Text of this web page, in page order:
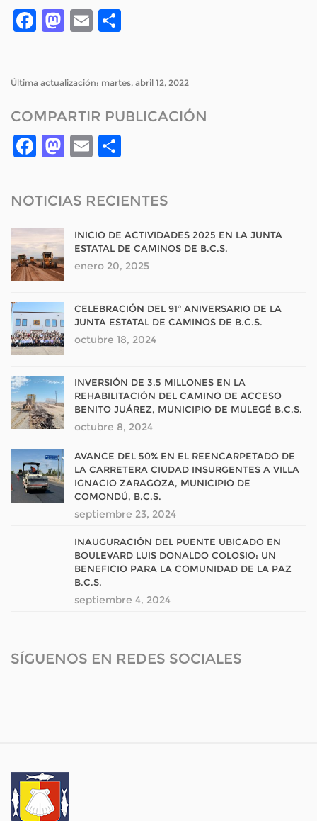
Facebook
Mastodon
Email
Última actualización: martes, abril 12, 2022
COMPARTIR PUBLICACIÓN
Facebook
Mastodon
Email
NOTICIAS RECIENTES
INICIO DE ACTIVIDADES 2025 EN LA JUNTA
ESTATAL DE CAMINOS DE B.C.S.
enero 20, 2025
CELEBRACIÓN DEL 91° ANIVERSARIO DE LA
JUNTA ESTATAL DE CAMINOS DE B.C.S.
octubre 18, 2024
INVERSIÓN DE 3.5 MILLONES EN LA
REHABILITACIÓN DEL CAMINO DE ACCESO
BENITO JUÁREZ, MUNICIPIO DE MULEGÉ B.C.S.
octubre 8, 2024
AVANCE DEL 50% EN EL REENCARPETADO DE
LA CARRETERA CIUDAD INSURGENTES A VILLA
IGNACIO ZARAGOZA, MUNICIPIO DE
COMONDÚ, B.C.S.
septiembre 23, 2024
INAUGURACIÓN DEL PUENTE UBICADO EN
BOULEVARD LUIS DONALDO COLOSIO: UN
BENEFICIO PARA LA COMUNIDAD DE LA PAZ
B.C.S.
septiembre 4, 2024
SÍGUENOS EN REDES SOCIALES